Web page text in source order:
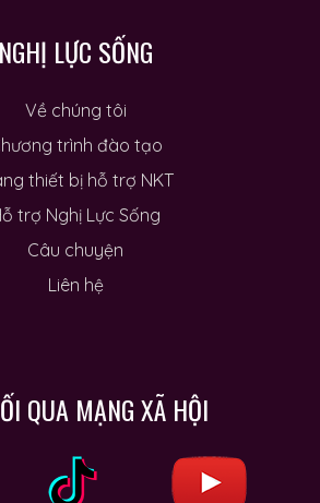
NGHỊ LỰC SỐNG
Về chúng tôi
trình đào tạo
thiết bị hỗ trợ NKT
trợ Nghị Lực Sống
Câu chuyện
Liên hệ
QUA MẠNG XÃ HỘI